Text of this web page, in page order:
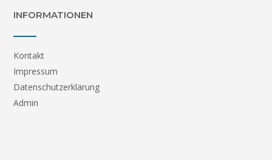
INFORMATIONEN
Kontakt
Impressum
Datenschutzerklärung
Admin